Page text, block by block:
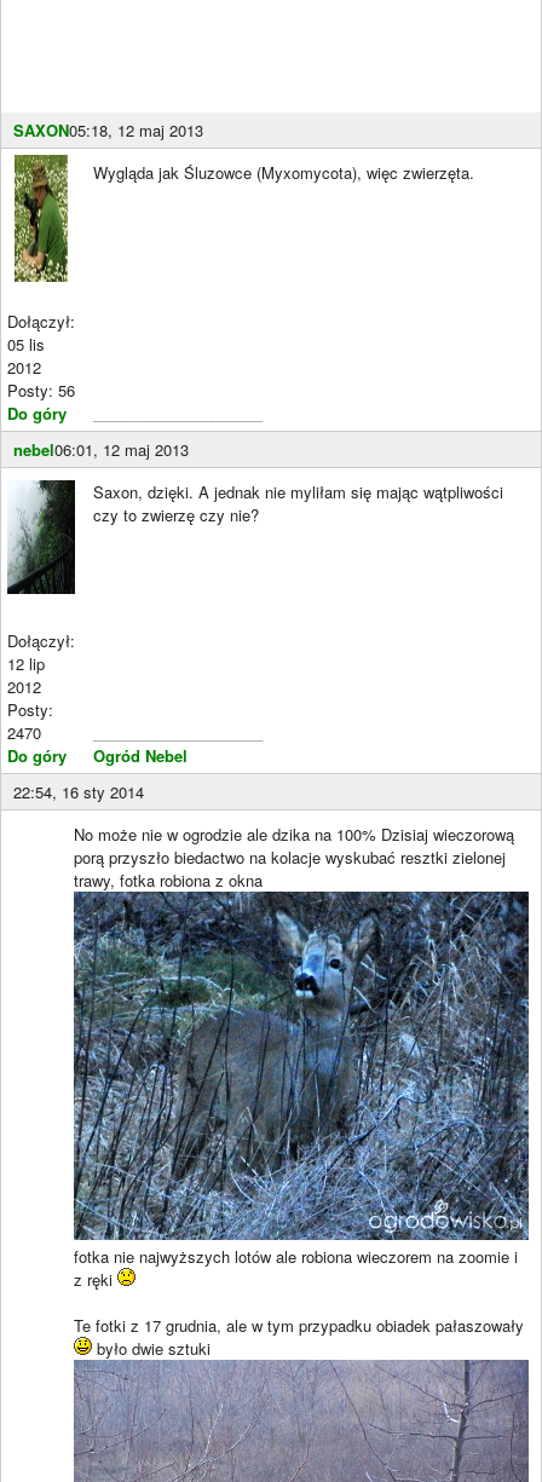
SAXON05:18, 12 maj 2013
Dołączył:
05 lis
2012
Posty: 56
Do góry
Wygląda jak Śluzowce (Myxomycota), więc zwierzęta.
nebel06:01, 12 maj 2013
Dołączył:
12 lip
2012
Posty:
2470
Do góry
Saxon, dzięki. A jednak nie myliłam się mając wątpliwości
czy to zwierzę czy nie?
Ogród Nebel
22:54, 16 sty 2014
No może nie w ogrodzie ale dzika na 100% Dzisiaj wieczorową
porą przyszło biedactwo na kolacje wyskubać resztki zielonej
trawy, fotka robiona z okna
fotka nie najwyższych lotów ale robiona wieczorem na zoomie i
z ręki
Te fotki z 17 grudnia, ale w tym przypadku obiadek pałaszowały
było dwie sztuki